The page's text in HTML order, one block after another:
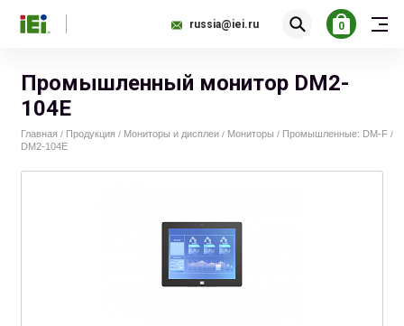
russia@iei.ru 0
Промышленный монитор DM2-
104E
Главная / Продукция / Мониторы и дисплеи / Мониторы / Промышленные: DM-F /
DM2-104E